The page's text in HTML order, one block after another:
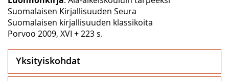
Suomalaisen Kirjallisuuden Seura
Suomalaisen kirjallisuuden klassikoita
Porvoo 2009, XVI + 223 s.
Yksityiskohdat